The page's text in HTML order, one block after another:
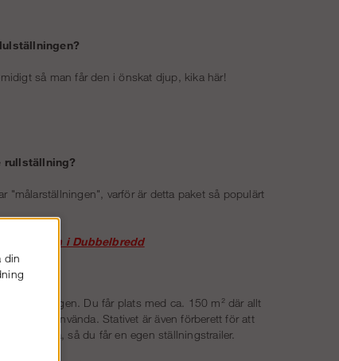
så man får den i önskat djup, kika här!
rullställning?
"målarställningen", varför är detta paket så populärt
5,5 m i Dubbelbredd
Du får plats med ca. 150 m² där allt
klart att använda. Stativet är även förberett för att
släpkärra, så du får en egen ställningstrailer.
din